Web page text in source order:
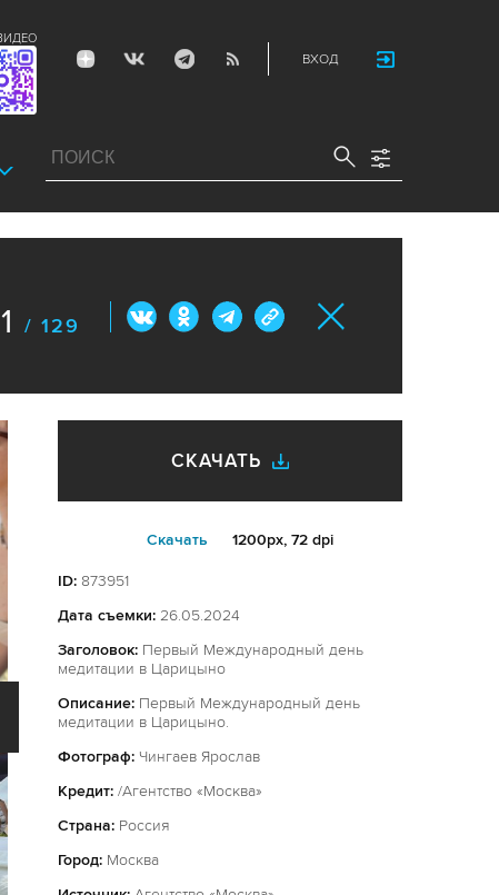
ВХОД
/ 129
СКАЧАТЬ
Cкачать 1200px, 72 dpi
ID: 873951
Дата съемки: 26.05.2024
Заголовок: Первый Международный день
медитации в Царицыно
Описание: Первый Международный день
медитации в Царицыно.
Фотограф: Чингаев Ярослав
Кредит: /Агентство «Москва»
Страна: Россия
Город: Москва